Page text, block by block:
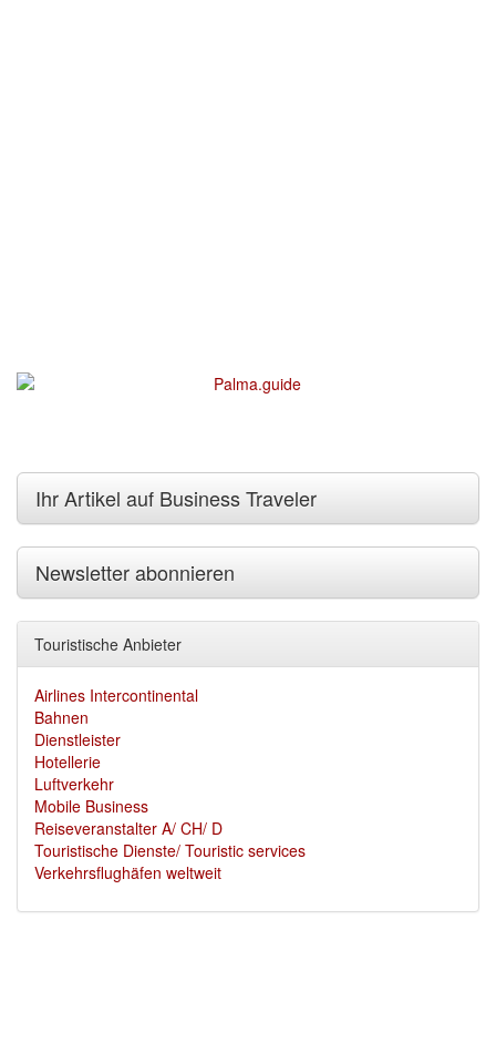
Ihr Artikel auf Business Traveler
Newsletter abonnieren
Touristische Anbieter
Airlines Intercontinental
Bahnen
Dienstleister
Hotellerie
Luftverkehr
Mobile Business
Reiseveranstalter A/ CH/ D
Touristische Dienste/ Touristic services
Verkehrsflughäfen weltweit